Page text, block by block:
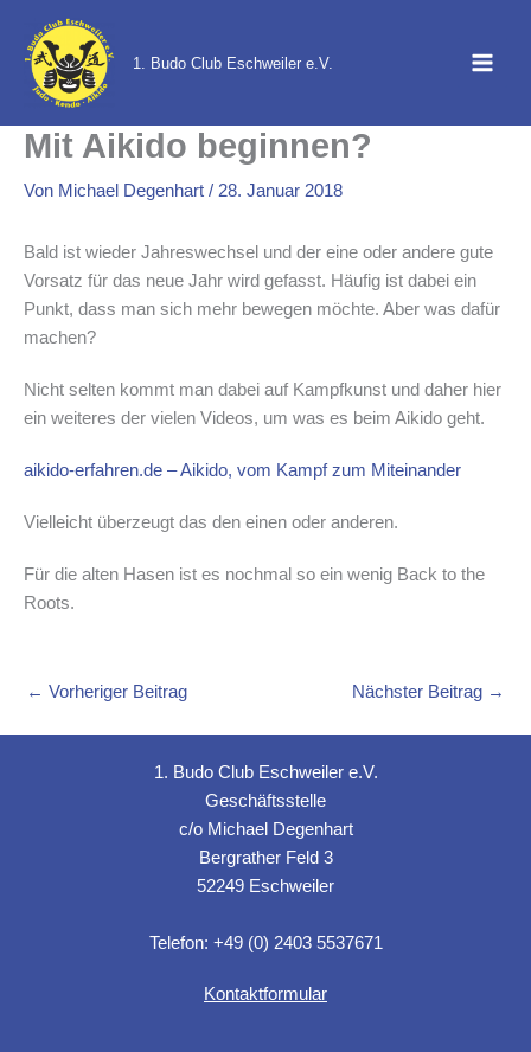
Inhalt
springen
1. Budo Club Eschweiler e.V.
Mit Aikido beginnen?
Von Michael Degenhart / 28. Januar 2018
Bald ist wieder Jahreswechsel und der eine oder andere gute
Vorsatz für das neue Jahr wird gefasst. Häufig ist dabei ein
Punkt, dass man sich mehr bewegen möchte. Aber was dafür
machen?
Nicht selten kommt man dabei auf Kampfkunst und daher hier
ein weiteres der vielen Videos, um was es beim Aikido geht.
aikido-erfahren.de – Aikido, vom Kampf zum Miteinander
Vielleicht überzeugt das den einen oder anderen.
Für die alten Hasen ist es nochmal so ein wenig Back to the
Roots.
← Vorheriger Beitrag Nächster Beitrag →
1. Budo Club Eschweiler e.V.
Geschäftsstelle
c/o Michael Degenhart
Bergrather Feld 3
52249 Eschweiler
Telefon: +49 (0) 2403 5537671
Kontaktformular